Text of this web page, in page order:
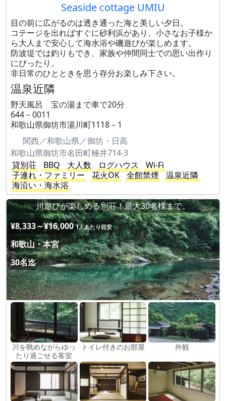
Seaside cottage UMIU
目の前に広がるのは透き通った海と美しい夕日。
コテージを出ればすぐに砂利浜があり、小さなお子様か
ら大人まで安心して海水浴や磯遊びが楽しめます。
防波堤では釣りもでき、家族や仲間同士での思い出作り
にぴったり。
非日常のひとときを思う存分お楽しみ下さい。
温泉近隣
野天風呂 宝の湯まで車で20分
644－0011
和歌山県御坊市湯川町1118－1
関西／和歌山県／御坊・日高
和歌山県御坊市名田町楠井714-3
貸別荘
BBQ 大人数 ログハウス
Wi-Fi
子連れ・ファミリー
花火OK 全館禁煙
温泉近隣
海沿い・海水浴
川遊びが楽しめる別荘！最大30名様まで。
¥8,333～¥16,000 1人あたり目安
和歌山・本宮
30名迄
川を眺めながらゆっ
たり過ごせる客室
トイレ付きのお部屋 外観